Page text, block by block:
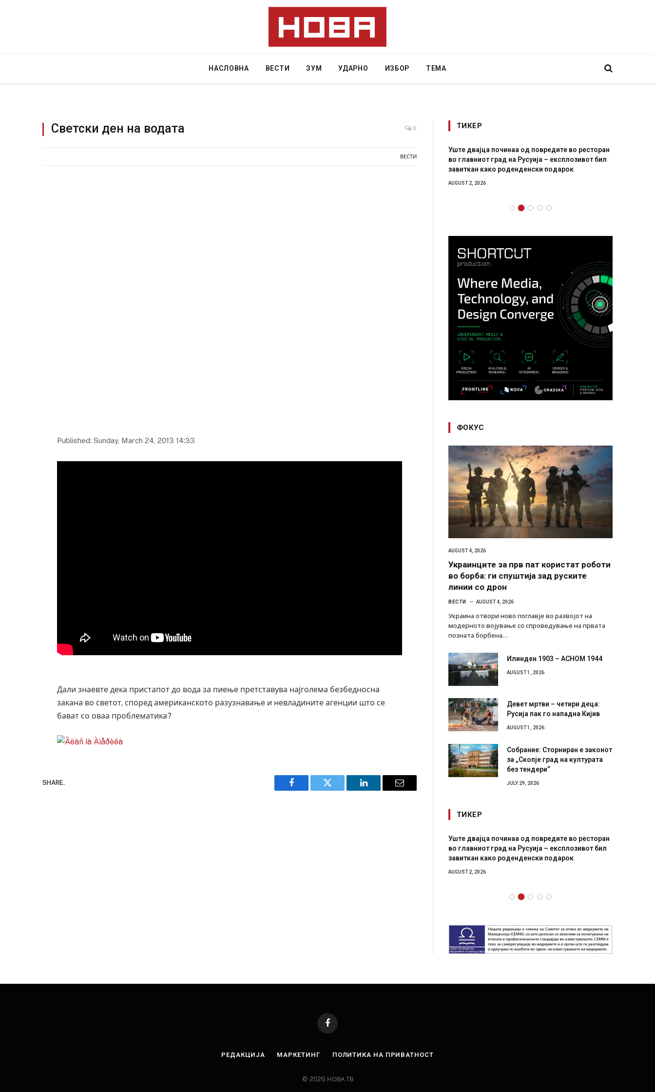
НАСЛОВНА ВЕСТИ ЗУМ УДАРНО ИЗБОР ТЕМА
Светски ден на водата 0
ВЕСТИ
Published: Sunday, March 24, 2013 14:33
Дали знаевте дека пристапот до вода за пиење претставува најголема безбедносна
закана во светот, според американското разузнавање и невладините агенции што се
бават со оваа проблематика?
SHARE.
Facebook Twitter LinkedIn Email
ТИКЕР
Уште двајца починаа од повредите во ресторан
во главниот град на Русуија – експлозивот бил
завиткан како роденденски подарок
AUGUST 2, 2026
ФОКУС
AUGUST 4, 2026
Украинците за прв пат користат роботи
во борба: ги спуштија зад руските
линии со дрон
ВЕСТИ AUGUST 4, 2026
Украина отвори ново поглавје во развојот на
модерното војување со спроведување на првата
позната борбена…
Илинден 1903 – АСНОМ 1944
AUGUST 1, 2026
Девет мртви – четири деца:
Русија пак го нападна Кијив
AUGUST 1, 2026
Собрание: Сторниран е законот
за „Скопје град на културата
без тендери“
JULY 29, 2026
ТИКЕР
Уште двајца починаа од повредите во ресторан
во главниот град на Русуија – експлозивот бил
завиткан како роденденски подарок
AUGUST 2, 2026
Facebook
РЕДАКЦИЈА МАРКЕТИНГ ПОЛИТИКА НА ПРИВАТНОСТ
© 2026 НОВА ТВ